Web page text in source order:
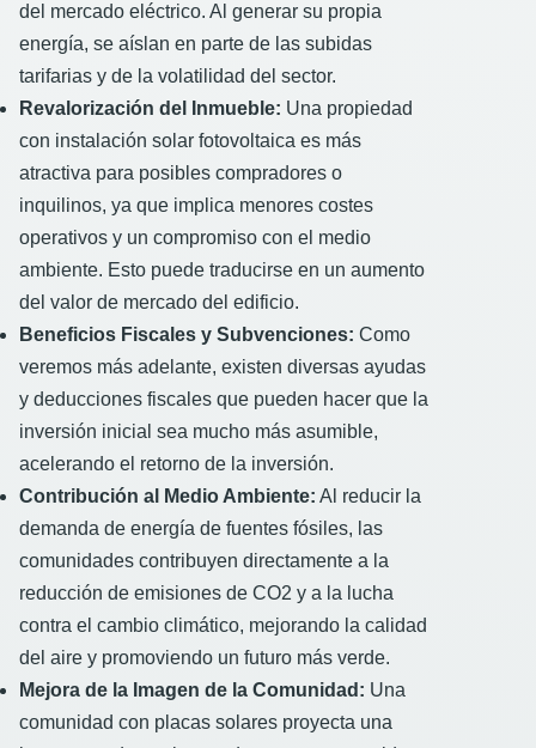
del mercado eléctrico. Al generar su propia
energía, se aíslan en parte de las subidas
tarifarias y de la volatilidad del sector.
Revalorización del Inmueble: Una propiedad
con instalación solar fotovoltaica es más
atractiva para posibles compradores o
inquilinos, ya que implica menores costes
operativos y un compromiso con el medio
ambiente. Esto puede traducirse en un aumento
del valor de mercado del edificio.
Beneficios Fiscales y Subvenciones: Como
veremos más adelante, existen diversas ayudas
y deducciones fiscales que pueden hacer que la
inversión inicial sea mucho más asumible,
acelerando el retorno de la inversión.
Contribución al Medio Ambiente: Al reducir la
demanda de energía de fuentes fósiles, las
comunidades contribuyen directamente a la
reducción de emisiones de CO2 y a la lucha
contra el cambio climático, mejorando la calidad
del aire y promoviendo un futuro más verde.
Mejora de la Imagen de la Comunidad: Una
comunidad con placas solares proyecta una